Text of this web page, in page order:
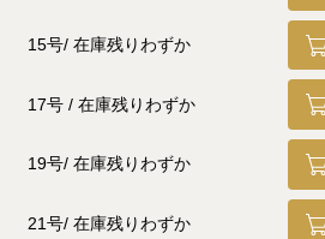
15号 在庫残りわずか
17号 在庫残りわずか
19号 在庫残りわずか
21号 在庫残りわずか